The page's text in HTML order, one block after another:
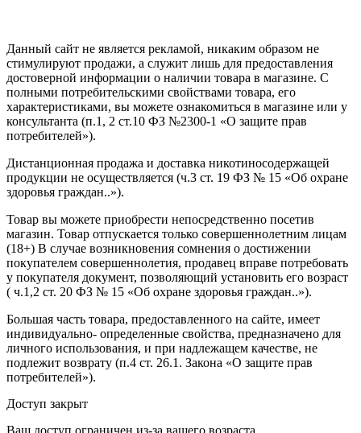
Данный сайт не является рекламой, никаким образом не
стимулируют продажи, а служит лишь для предоставления
достоверной информации о наличии товара в магазине. С
полными потребительскими свойствами товара, его
характеристиками, вы можете ознакомиться в магазине или у
консультанта (п.1, 2 ст.10 ФЗ №2300-1 «О защите прав
потребителей»).
Дистанционная продажа и доставка никотиносодержащей
продукции не осуществляется (ч.3 ст. 19 ФЗ № 15 «Об охране
здоровья граждан..»).
Товар вы можете приобрести непосредственно посетив
магазин. Товар отпускается только совершеннолетним лицам
(18+) В случае возникновения сомнения о достижении
покупателем совершеннолетия, продавец вправе потребовать
у покупателя документ, позволяющий установить его возраст
( ч.1,2 ст. 20 ФЗ № 15 «Об охране здоровья граждан..»).
Большая часть товара, предоставленного на сайте, имеет
индивидуально- определенные свойства, предназначено для
личного использования, и при надлежащем качестве, не
подлежит возврату (п.4 ст. 26.1. Закона «О защите прав
потребителей»).
Доступ закрыт
Ваш доступ ограничен из-за вашего возраста.